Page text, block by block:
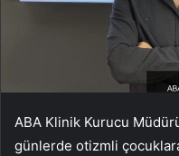
ABA Klinik Kurucu
günlerde otizmli